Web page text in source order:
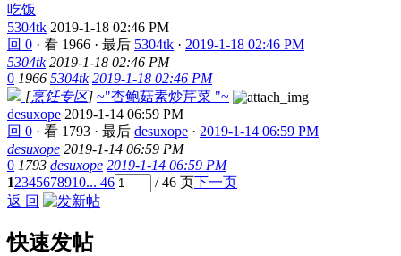
吃饭
5304tk 2019-1-18 02:46 PM
回 0 · 看 1966 · 最后 5304tk · 2019-1-18 02:46 PM
5304tk 2019-1-18 02:46 PM
0 1966 5304tk 2019-1-18 02:46 PM
[烹饪专区] ~"杏鲍菇素炒芹菜 "~
desuxope 2019-1-14 06:59 PM
回 0 · 看 1793 · 最后 desuxope · 2019-1-14 06:59 PM
desuxope 2019-1-14 06:59 PM
0 1793 desuxope 2019-1-14 06:59 PM
12345678910... 46 / 46 页下一页
返 回
快速发帖